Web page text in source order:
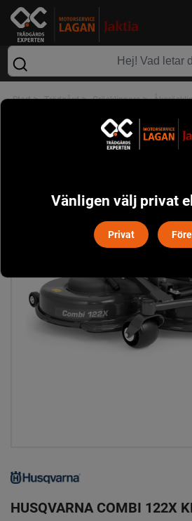
Start> Trädgård> Gräsklippare>
HUSQVARNA COMBI 122X
Vänligen välj privat
Privat